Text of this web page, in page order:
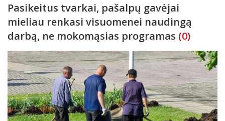
Pasikeitus tvarkai, pašalpų gavėjai
mieliau renkasi visuomenei naudingą
darbą, ne mokomąsias programas (0)